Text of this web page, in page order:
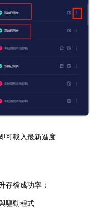
可載入最新進度
存檔成功率：
驅動程式